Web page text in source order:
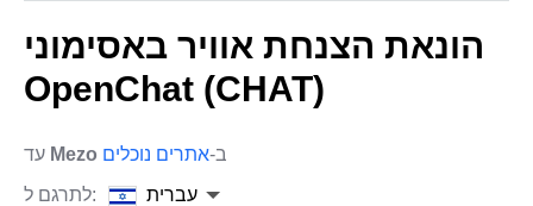
הונאת הצנחת אוויר באסימוני
OpenChat (CHAT)
Mezo ב-אתרים נוכלים
לתרגם ל:
עברית